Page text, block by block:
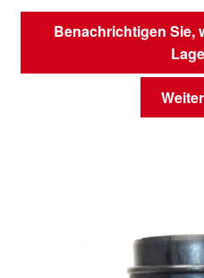
Benachrichtigen Sie,